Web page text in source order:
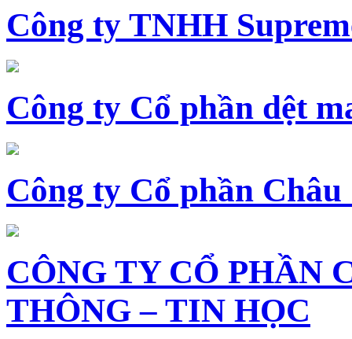
Công ty TNHH
Công ty Cổ phần dệt
Công ty Cổ phần Châu
CÔNG TY CỔ PHẦN
THÔNG – TIN HỌC